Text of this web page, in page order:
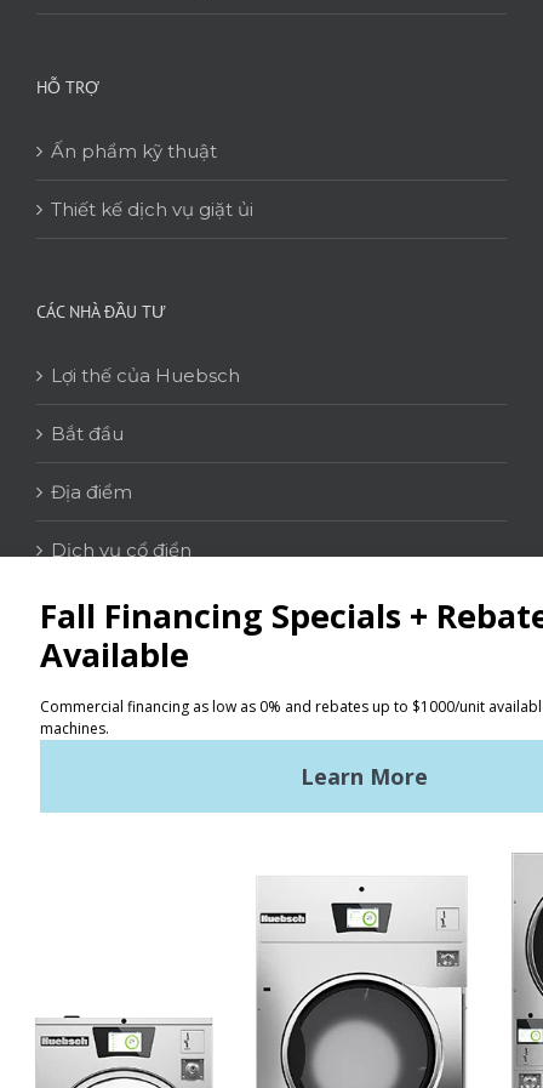
HỖ TRỢ
Ấn phẩm kỹ thuật
Thiết kế dịch vụ giặt ủi
CÁC NHÀ ĐẦU TƯ
Lợi thế của Huebsch
Bắt đầu
Địa điểm
Dịch vụ cổ điển
LIÊN HỆ
Tìm kiếm
Tin tức